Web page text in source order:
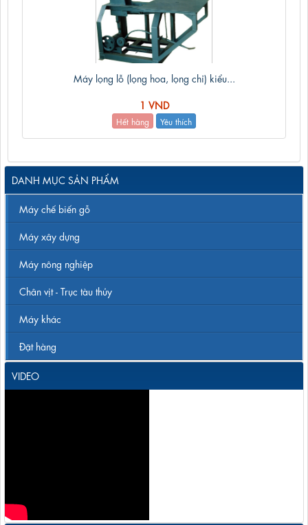
Máy lọng lỗ (lọng hoa, lọng chỉ) kiểu...
1 VND
Hết hàng Yêu thích
DANH MỤC SẢN PHẨM
Máy chế biến gỗ
Máy xây dựng
Máy nông nghiệp
Chân vịt - Trục tàu thủy
Máy khác
Đặt hàng
VIDEO